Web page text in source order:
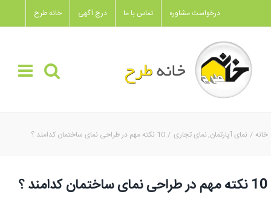
to
content
خانه طرح درج آگهی تماس با ما درخواست مشاوره
خانه نمای آپارتمان نمای تجاری 10 نکته مهم در طراحی نمای ساختمان کدامند ؟
10 نکته مهم در طراحی نمای ساختمان کدامند ؟